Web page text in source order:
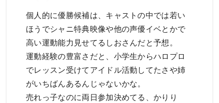
個人的に優勝候補は、キャストの中では若い
ほうでシャニ特典映像や他の声優イベとかで
高い運動能力見せてるしおさんだと予想。
運動経験の豊富さだと、小学生からハロプロ
でレッスン受けてアイドル活動してたさや姉
がいちばんあるんじゃないかな。
売れっ子なのに両日参加決めてる、かりり